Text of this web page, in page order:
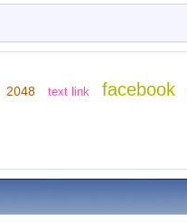
2048 text link facebook